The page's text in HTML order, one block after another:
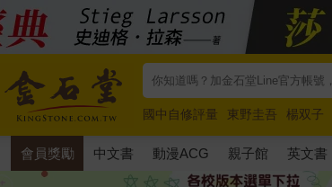
國中自修評量 東野圭吾 楊双子
唯紅花綻放
奧德賽 路邊攤新作
會員獎勵 中文書 動漫ACG 親子館 英文書